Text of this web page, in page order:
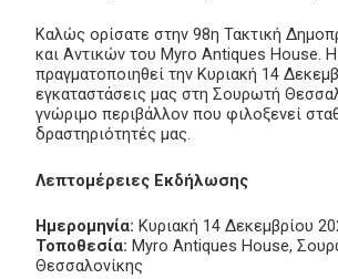
Καλώς ορίσατε στην 98η Τακτική
και Αντικών του Myro Antiques House.
πραγματοποιηθεί την Κυριακή 14
εγκαταστάσεις μας στη Σουρωτή
γνώριμο περιβάλλον που φιλοξενεί
δραστηριότητές μας.
Λεπτομέρειες Εκδήλωσης
Ημερομηνία: Κυριακή 14 Δεκεμβρίου
Τοποθεσία: Myro Antiques House,
Θεσσαλονίκης